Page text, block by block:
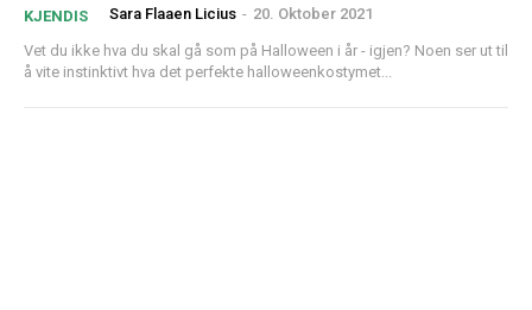
KJENDIS Sara Flaaen Licius - 20. Oktober 2021
Vet du ikke hva du skal gå som på Halloween i år - igjen? Noen ser ut til
å vite instinktivt hva det perfekte halloweenkostymet...